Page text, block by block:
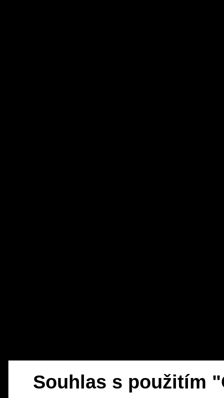
Souhlas s použitím